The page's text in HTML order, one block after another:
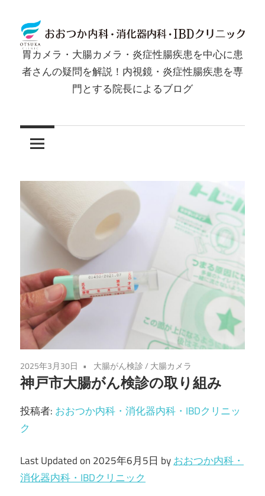
ン
テ
ン
ツ
キ
胃
メ
ラ・
大
腸
メ
ラ・
炎
症
性
腸
疾
患
胃カメラ・大腸カメラ・炎症性腸疾患を中心に患
者さんの疑問を解説！内視鏡・炎症性腸疾患を専
門とする院長によるブログ
2025年3月30日 大腸がん検診/ 大腸カメラ
神戸市大腸がん検診の取り組み
投稿者: おおつか内科・消化器内科・IBDクリニッ
ク
Last Updated on 2025年6月5日 byおおつか内科・
消化器内科・IBDクリニック